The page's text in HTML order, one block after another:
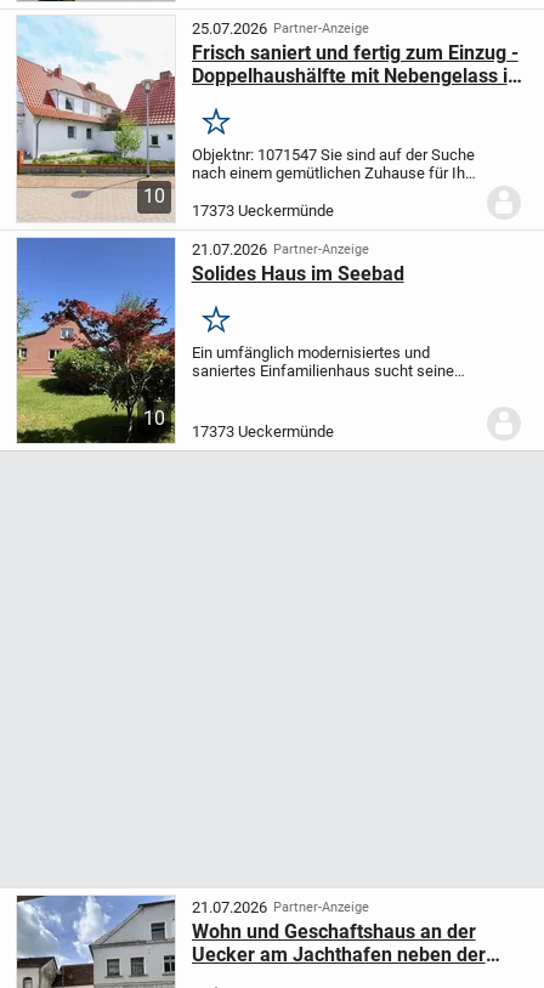
Flexibilität und eine erstklassige,
strandnahe Lage....
10
25.07.2026 Partner-Anzeige
Frisch saniert und fertig zum Einzug -
Doppelhaushälfte mit Nebengelass in
Merken
Objektnr: 1071547 Sie sind auf der Suche
nach einem gemütlichen Zuhause für Ihre
Außenbereich Platz zum Wohlfühlen
bietet? Dann machen Sie dieses
charmante Objekt zu...
17373 Ueckermünde
10
21.07.2026 Partner-Anzeige
Solides Haus im Seebad
Merken
Ein umfänglich modernisiertes und
saniertes Einfamilienhaus sucht seine
Wohnsiedlung und rückseiitig an weite
17373 Ueckermünde
21.07.2026 Partner-Anzeige
Wohn und Geschaftshaus an der
Uecker am Jachthafen neben der